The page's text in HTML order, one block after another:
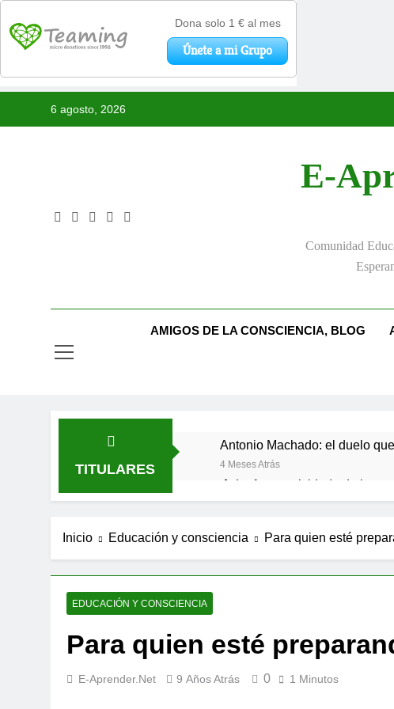
6 agosto, 2026
E-
Comunidad
AMIGOS DE LA CONSCIENCIA, BLOG
TITULARES
Antonio Machado: el duelo
4 Meses Atrás
🌸 La fuerza olvidada de la
9 Meses Atrás
10 Meses Atrás
Espiritualidad integral:
Inicio Educación y consciencia Para quien esté
EDUCACIÓN Y CONSCIENCIA
Para quien esté
E-Aprender.net 9 Años Atrás 0 1 Minutos